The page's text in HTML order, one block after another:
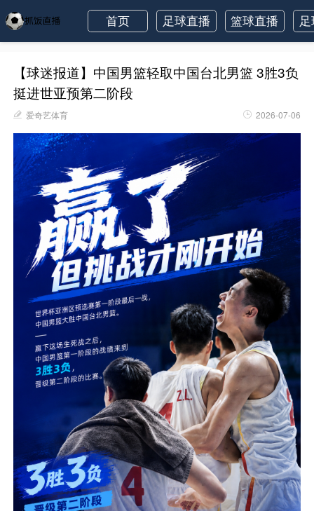
首页 足球直播 篮球直播
【球迷报道】中国男篮轻取中国台北男篮 3胜3负
挺进世亚预第二阶段
爱奇艺体育 2026-07-06